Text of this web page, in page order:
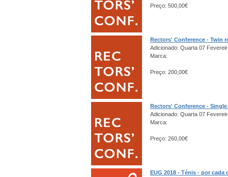
Preço: 500,00€
Rectors' Conference - Twin
Adicionado: Quarta 07
Marca:
Preço: 200,00€
Rectors' Conference -
Adicionado: Quarta 07
Marca:
Preço: 260,00€
EUG 2018 - Ténis - por